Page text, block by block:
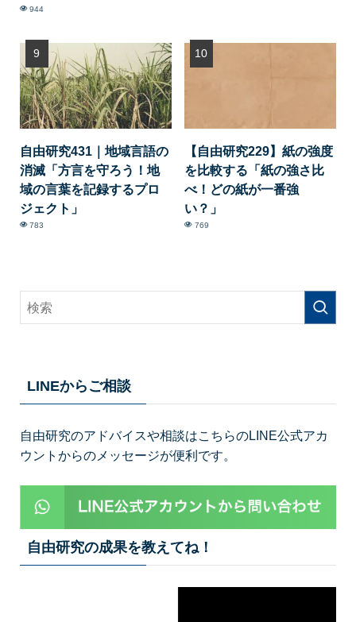
944
自由研究431｜地域言語の
消滅「方言を守ろう！地
域の言葉を記録するプロ
ジェクト」
783
【自由研究229】紙の強度
を比較する「紙の強さ比
べ！どの紙が一番強
い？」
769
LINEからご相談
自由研究のアドバイスや相談はこちらのLINE公式アカ
ウントからのメッセージが便利です。
自由研究の成果を教えてね！